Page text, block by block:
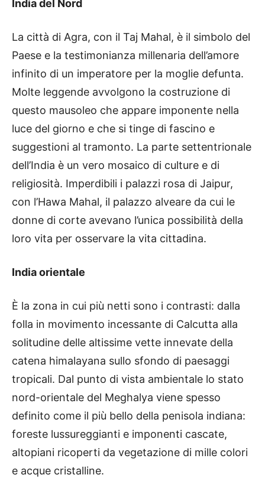
India del Nord
La città di Agra, con il Taj Mahal, è il simbolo del
Paese e la testimonianza millenaria dell’amore
infinito di un imperatore per la moglie defunta.
Molte leggende avvolgono la costruzione di
questo mausoleo che appare imponente nella
luce del giorno e che si tinge di fascino e
suggestioni al tramonto. La parte settentrionale
dell’India è un vero mosaico di culture e di
religiosità. Imperdibili i palazzi rosa di Jaipur,
con l’Hawa Mahal, il palazzo alveare da cui le
donne di corte avevano l’unica possibilità della
loro vita per osservare la vita cittadina.
India orientale
È la zona in cui più netti sono i contrasti: dalla
folla in movimento incessante di Calcutta alla
solitudine delle altissime vette innevate della
catena himalayana sullo sfondo di paesaggi
tropicali. Dal punto di vista ambientale lo stato
nord-orientale del Meghalya viene spesso
definito come il più bello della penisola indiana:
foreste lussureggianti e imponenti cascate,
altopiani ricoperti da vegetazione di mille colori
e acque cristalline.